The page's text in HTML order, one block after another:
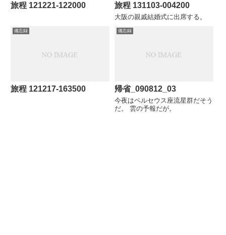
旅程 121221-122000 旅程 131103-004200
大阪の親戚結婚式に出席する。
備忘録
旅程 121217-163500
備忘録
帰省_090812_03
今夜はペルセウス座流星群だそう
だ。 雲の予報だが。